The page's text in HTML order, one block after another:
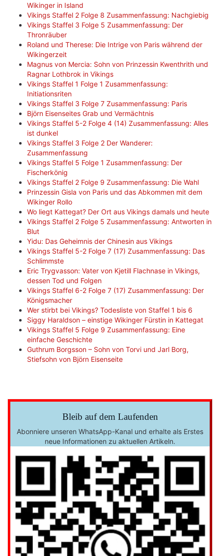
Wikinger in Island
Vikings Staffel 2 Folge 8 Zusammenfassung: Nachgiebig
Vikings Staffel 3 Folge 5 Zusammenfassung: Der
Thronräuber
Roland und Therese: Die Intrige von Paris während der
Wikingerzeit
Magnus von Mercia: Sohn von Prinzessin Kwenthrith und
Ragnar Lothbrok in Vikings
Vikings Staffel 1 Folge 1 Zusammenfassung:
Initiationsriten
Vikings Staffel 3 Folge 7 Zusammenfassung: Paris
Björn Eisenseites Grab und Vermächtnis
Vikings Staffel 5-2 Folge 4 (14) Zusammenfassung: Alles
ist dunkel
Vikings Staffel 3 Folge 2 Der Wanderer:
Zusammenfassung
Vikings Staffel 5 Folge 1 Zusammenfassung: Der
Fischerkönig
Vikings Staffel 2 Folge 9 Zusammenfassung: Die Wahl
Prinzessin Gisla von Paris und das Abkommen mit dem
Wikinger Rollo
Wo liegt Kattegat? Der Ort aus Vikings damals und heute
Vikings Staffel 2 Folge 5 Zusammenfassung: Antworten in
Blut
Yidu: Das Geheimnis der Chinesin aus Vikings
Vikings Staffel 5-2 Folge 7 (17) Zusammenfassung: Das
Schlimmste
Eric Trygvasson: Vater von Kjetill Flachnase in Vikings,
dessen Tod und Folgen
Vikings Staffel 6-2 Folge 7 (17) Zusammenfassung: Der
Königsmacher
Wer stirbt bei Vikings? Todesliste von Staffel 1 bis 6
Siggy Haraldson – einstige Wikinger Fürstin in Kattegat
Vikings Staffel 5 Folge 9 Zusammenfassung: Eine
einfache Geschichte
Guthrum Borgsson – Sohn von Torvi und Jarl Borg,
Stiefsohn von Björn Eisenseite
Bleib auf dem Laufenden
Abonniere unseren WhatsApp-Kanal und erhalte als Erstes
neue Informationen zu aktuellen Artikeln.